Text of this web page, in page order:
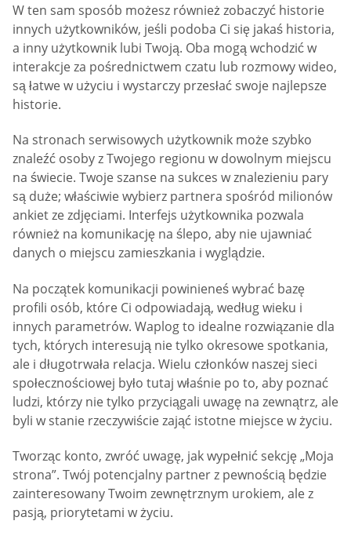
W ten sam sposób możesz również zobaczyć historie
innych użytkowników, jeśli podoba Ci się jakaś historia,
a inny użytkownik lubi Twoją. Oba mogą wchodzić w
interakcje za pośrednictwem czatu lub rozmowy wideo,
są łatwe w użyciu i wystarczy przesłać swoje najlepsze
historie.
Na stronach serwisowych użytkownik może szybko
znaleźć osoby z Twojego regionu w dowolnym miejscu
na świecie. Twoje szanse na sukces w znalezieniu pary
są duże; właściwie wybierz partnera spośród milionów
ankiet ze zdjęciami. Interfejs użytkownika pozwala
również na komunikację na ślepo, aby nie ujawniać
danych o miejscu zamieszkania i wyglądzie.
Na początek komunikacji powinieneś wybrać bazę
profili osób, które Ci odpowiadają, według wieku i
innych parametrów. Waplog to idealne rozwiązanie dla
tych, których interesują nie tylko okresowe spotkania,
ale i długotrwała relacja. Wielu członków naszej sieci
społecznościowej było tutaj właśnie po to, aby poznać
ludzi, którzy nie tylko przyciągali uwagę na zewnątrz, ale
byli w stanie rzeczywiście zająć istotne miejsce w życiu.
Tworząc konto, zwróć uwagę, jak wypełnić sekcję „Moja
strona”. Twój potencjalny partner z pewnością będzie
zainteresowany Twoim zewnętrznym urokiem, ale z
pasją, priorytetami w życiu.